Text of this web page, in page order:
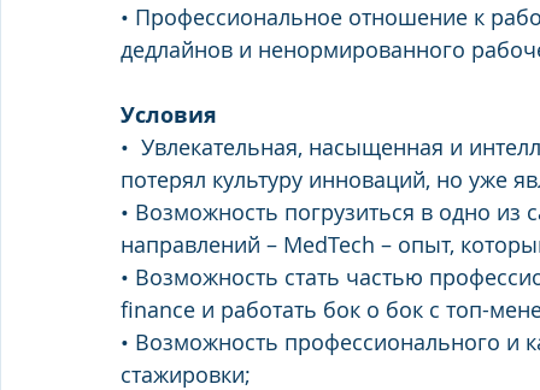
• Профессиональное отношение к
дедлайнов и ненормированного
Условия
•  Увлекательная, насыщенная и
потерял культуру инноваций, но уже
• Возможность погрузиться в одно из
направлений – MedTech – опыт,
• Возможность стать частью
finance и работать бок о бок с топ-
• Возможность профессионального и
стажировки;